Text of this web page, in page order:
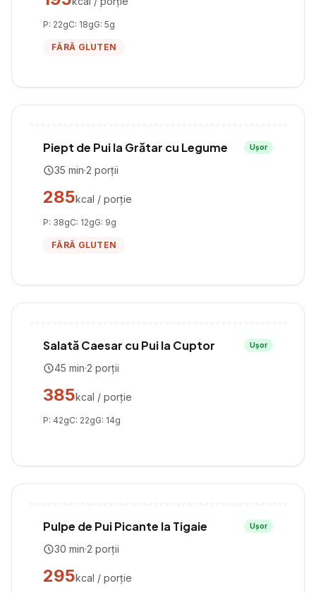
P: 22gC: 18gG: 5g
FĂRĂ GLUTEN
Piept de Pui la Grătar cu Legume Ușor
35 min·2 porții
285kcal / porție
P: 38gC: 12gG: 9g
FĂRĂ GLUTEN
Salată Caesar cu Pui la Cuptor Ușor
45 min·2 porții
385kcal / porție
P: 42gC: 22gG: 14g
Pulpe de Pui Picante la Tigaie Ușor
30 min·2 porții
295kcal / porție